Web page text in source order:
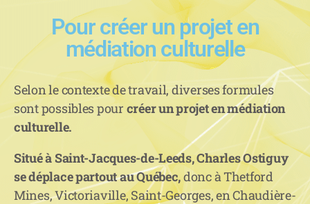
Pour créer un projet en
médiation culturelle
Selon le contexte de travail, diverses formules
sont possibles pour créer un projet en médiation
culturelle.
Situé à Saint-Jacques-de-Leeds, Charles Ostiguy
se déplace partout auQuébec,donc à Thetford
Mines, Victoriaville, Saint-Georges, en Chaudière-